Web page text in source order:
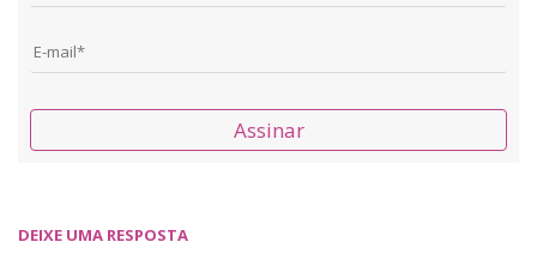
Assinar
DEIXE UMA RESPOSTA